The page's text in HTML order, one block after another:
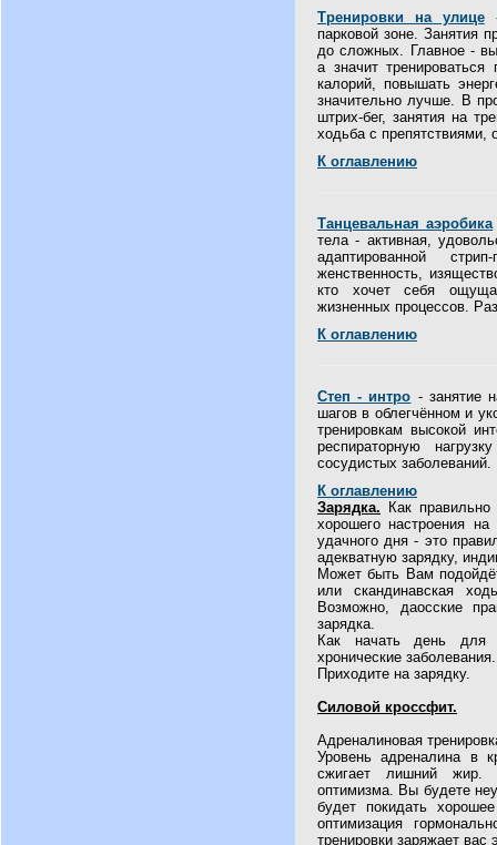
Тренировки на улице-
парковой зоне. Занятия
до сложных. Главное -
а значит
калорий, повышать
значительно лучше. В
штрих-бег, занятия на
ходьба с препятствиями,
К оглавлению
Танцевальная аэробика
тела - активная,
адаптированной
женственность,
кто хочет себя
жизненных процессов.
К оглавлению
Степ - интро - занятие
шагов в облегчённом и
тренировкам высокой
респираторную
сосудистых заболеваний.
К оглавлению
Зарядка. Как
хорошего настроения
удачного дня - это
адекватную зарядку,
Может быть Вам
или скандинавская
Возможно, даосские
зарядка.
Как начать день
хронические заболевания.
Приходите на зарядку.
Силовой кроссфит.
Адреналиновая
Уровень адреналина в
сжигает лишний жир.
оптимизма. Вы будете
будет покидать
оптимизация
тренировки заряжает вас